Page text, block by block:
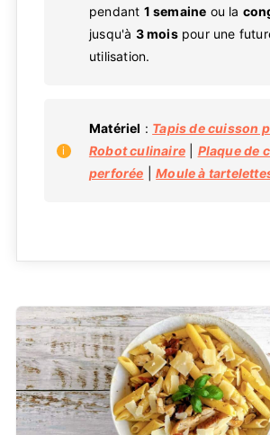
pendant 1 semaine ou la
jusqu'à 3 moispour une
utilisation.
Matériel : Tapis de cuisson
Robot culinaire| Plaque de
perforée |Moule à